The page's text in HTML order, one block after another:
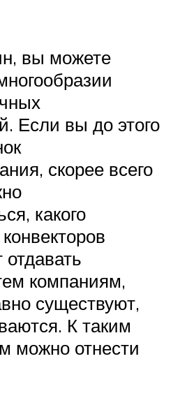
вы можете
Если вы до этого
скорее всего
какого
компаниям,
существуют,
К таким
можно отнести